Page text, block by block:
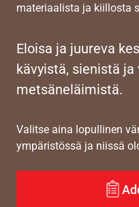
materiaalista ja kiillosta
Eloisa ja juureva
kävyistä, sienistä ja
metsäneläimistä.
Valitse aina lopullinen
ympäristössä ja niissä